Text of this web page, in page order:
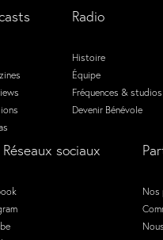
Radio
Histoire
Équipe
Fréquences & studios
Devenir Bénévole
sociaux
Nos